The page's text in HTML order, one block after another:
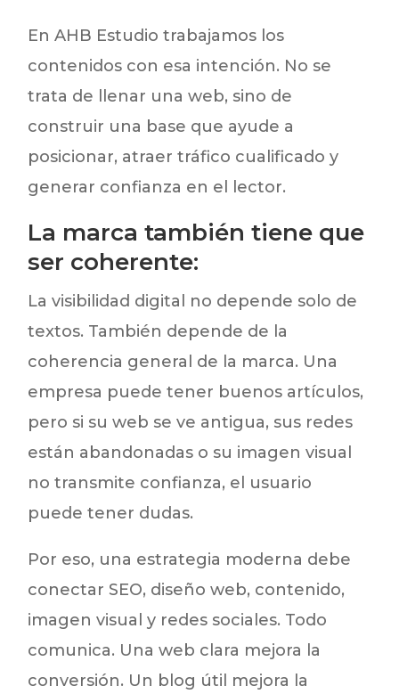
En AHB Estudio trabajamos los
contenidos con esa intención. No se
trata de llenar una web, sino de
construir una base que ayude a
posicionar, atraer tráfico cualificado y
generar confianza en el lector.
La marca también tiene que
ser coherente:
La visibilidad digital no depende solo de
textos. También depende de la
coherencia general de la marca. Una
empresa puede tener buenos artículos,
pero si su web se ve antigua, sus redes
están abandonadas o su imagen visual
no transmite confianza, el usuario
puede tener dudas.
Por eso, una estrategia moderna debe
conectar SEO, diseño web, contenido,
imagen visual y redes sociales. Todo
comunica. Una web clara mejora la
conversión. Un blog útil mejora la